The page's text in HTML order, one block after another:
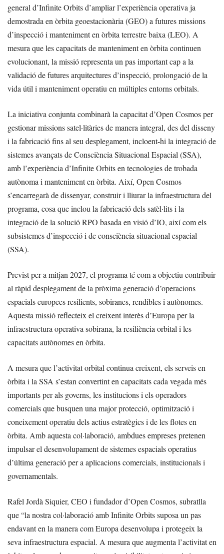
general d’Infinite Orbits d’ampliar l’experiència operativa ja
demostrada en òrbita geoestacionària (GEO) a futures missions
d’inspecció i manteniment en òrbita terrestre baixa (LEO). A
mesura que les capacitats de manteniment en òrbita continuen
evolucionant, la missió representa un pas important cap a la
validació de futures arquitectures d’inspecció, prolongació de la
vida útil i manteniment operatiu en múltiples entorns orbitals.
La iniciativa conjunta combinarà la capacitat d’Open Cosmos per
gestionar missions satel·litàries de manera integral, des del disseny
i la fabricació fins al seu desplegament, incloent-hi la integració de
sistemes avançats de Consciència Situacional Espacial (SSA),
amb l’experiència d’Infinite Orbits en tecnologies de trobada
autònoma i manteniment en òrbita. Així, Open Cosmos
s’encarregarà de dissenyar, construir i lliurar la infraestructura del
programa, cosa que inclou la fabricació dels satèl·lits i la
integració de la solució RPO basada en visió d’IO, així com els
subsistemes d’inspecció i de consciència situacional espacial
(SSA).
Previst per a mitjan 2027, el programa té com a objectiu contribuir
al ràpid desplegament de la pròxima generació d’operacions
espacials europees resilients, sobiranes, rendibles i autònomes.
Aquesta missió reflecteix el creixent interès d’Europa per la
infraestructura operativa sobirana, la resiliència orbital i les
capacitats autònomes en òrbita.
A mesura que l’activitat orbital continua creixent, els serveis en
òrbita i la SSA s’estan convertint en capacitats cada vegada més
importants per als governs, les institucions i els operadors
comercials que busquen una major protecció, optimització i
coneixement operatiu dels actius estratègics i de les flotes en
òrbita. Amb aquesta col·laboració, ambdues empreses pretenen
impulsar el desenvolupament de sistemes espacials operatius
d’última generació per a aplicacions comercials, institucionals i
governamentals.
Rafel Jordà Siquier, CEO i fundador d’Open Cosmos, subratlla
que “la nostra col·laboració amb Infinite Orbits suposa un pas
endavant en la manera com Europa desenvolupa i protegeix la
seva infraestructura espacial. A mesura que augmenta l’activitat en